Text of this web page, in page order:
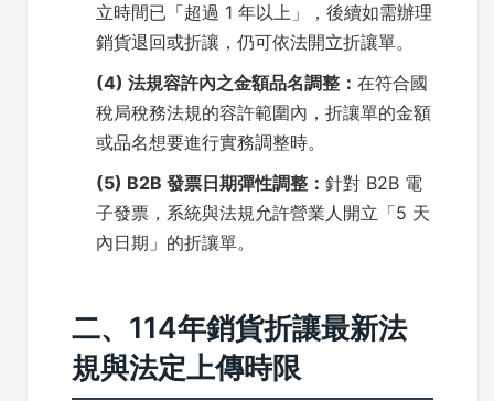
立時間已「超過 1 年以上」，後續如需辦理
銷貨退回或折讓，仍可依法開立折讓單。
(4) 法規容許內之金額品名調整： 在符合國
稅局稅務法規的容許範圍內，折讓單的金額
或品名想要進行實務調整時。
(5) B2B 發票日期彈性調整： 針對 B2B 電
子發票，系統與法規允許營業人開立「5 天
內日期」的折讓單。
二、114年銷貨折讓最新法
規與法定上傳時限